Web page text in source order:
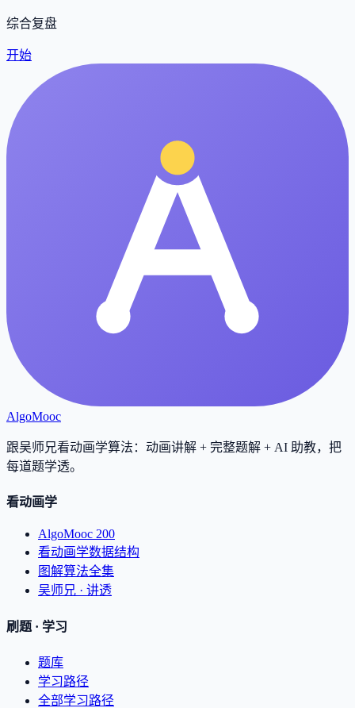
综合复盘
开始
AlgoMooc
跟吴师兄看动画学算法：动画讲解 + 完整题解 + AI 助教，把
每道题学透。
看动画学
AlgoMooc 200
看动画学数据结构
图解算法全集
吴师兄 · 讲透
刷题 · 学习
题库
学习路径
全部学习路径